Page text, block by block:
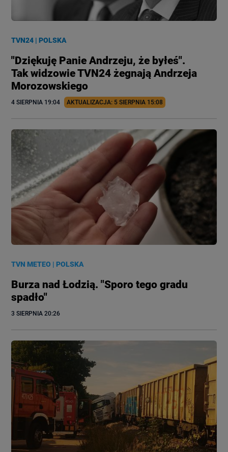
TVN24 |POLSKA
"Dziękuję Panie Andrzeju, że byłeś".
Tak widzowie TVN24 żegnają Andrzeja
Morozowskiego
4 SIERPNIA 19:04 AKTUALIZACJA: 5 SIERPNIA 15:08
TVN METEO |POLSKA
Burza nad Łodzią. "Sporo tego gradu
spadło"
3 SIERPNIA 20:26